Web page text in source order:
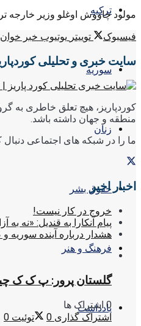
ترکیه
سوریه
زنان
حقوق بشر
فرهنگ و هنر
یادداشت
مولود چاووش اوغلو وزیر
فیسبوک
توییتر یوتیوب خبر خوان RSS
سایت خبری و تحلیلی
کوردپاریز، هیچ تعلق خاطری به
منطقه و جهان داشته باشد.
ما را در شبکه های اجتماعی دنبال
اخبار اخیر
خروج در کار نیست!
پیام آنکارا به قندیل: «نه به
هشدار درباره آینده
گلستان پرور: پ ک ک
0 اشتراک ها
اشتراک گذاری 0 توئیت 0